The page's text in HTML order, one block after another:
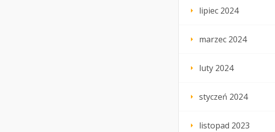
lipiec 2024
marzec 2024
luty 2024
styczeń 2024
listopad 2023